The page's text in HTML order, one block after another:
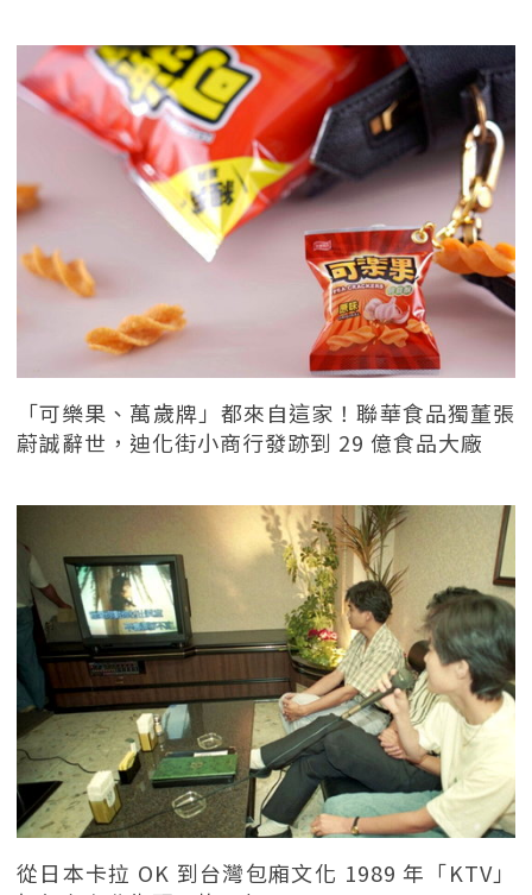
「可樂果、萬歲牌」都來自這家！聯華食品獨董張
蔚誠辭世，迪化街小商行發跡到 29 億食品大廠
從日本卡拉 OK 到台灣包廂文化 1989 年「KTV」